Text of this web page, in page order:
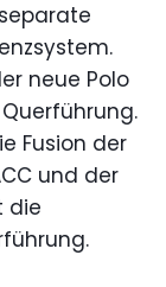
neue Polo
Fusion der
und der
die